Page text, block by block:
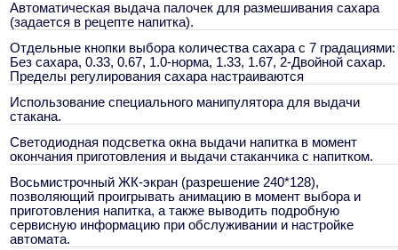
Автоматическая выдача палочек для размешивания сахара
(задается в рецепте напитка).
Отдельные кнопки выбора количества сахара с 7 градациями:
Без сахара, 0.33, 0.67, 1.0-норма, 1.33, 1.67, 2-Двойной сахар.
Пределы регулирования сахара настраиваются
Использование специального манипулятора для выдачи
стакана.
Светодиодная подсветка окна выдачи напитка в момент
окончания приготовления и выдачи стаканчика с напитком.
Восьмистрочный ЖК-экран (разрешение 240*128),
позволяющий проигрывать анимацию в момент выбора и
приготовления напитка, а также выводить подробную
сервисную информацию при обслуживании и настройке
автомата.